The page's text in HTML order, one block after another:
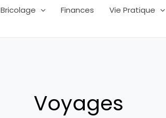
Bricolage Finances Vie Pratique
Voyages